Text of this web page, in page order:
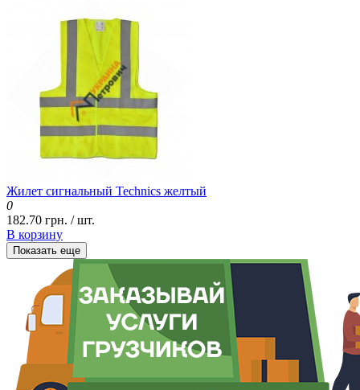
Жилет сигнальный Technics желтый
0
182.70 грн. / шт.
В корзину
Показать еще